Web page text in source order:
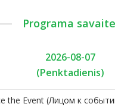
Programa
2026-08-07
(Penktadienis)
the Event (Лицом к